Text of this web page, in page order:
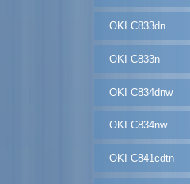
OKI C833dn
OKI C833n
OKI C834dnw
OKI C834nw
OKI C841cdtn